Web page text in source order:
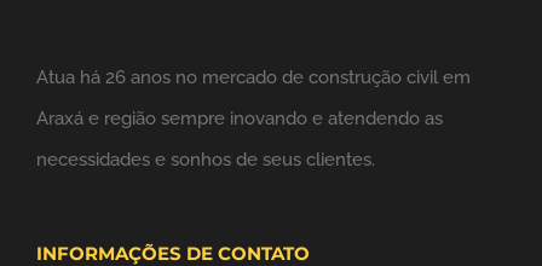
Atua há 26 anos no mercado de construção civil em
Araxá e região sempre inovando e atendendo as
necessidades e sonhos de seus clientes.
INFORMAÇÕES DE CONTATO